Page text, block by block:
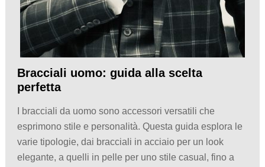
Bracciali uomo: guida alla scelta
perfetta
I bracciali da uomo sono accessori versatili che
esprimono stile e personalità. Questa guida esplora le
varie tipologie, dai bracciali in acciaio per un look
elegante, a quelli in pelle per uno stile casual, fino a